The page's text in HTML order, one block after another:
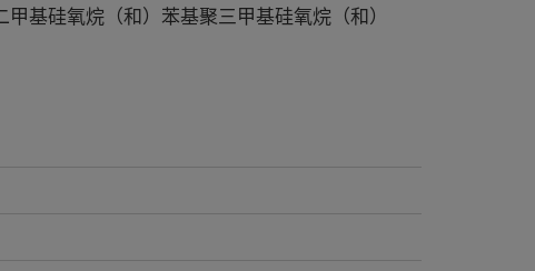
基硅氧烷（和）苯基聚三甲基硅氧烷（和）